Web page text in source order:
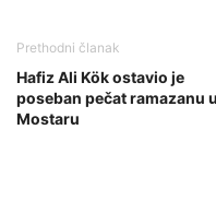
Prethodni članak
Hafiz Ali Kök ostavio je
poseban pečat ramazanu u
Mostaru